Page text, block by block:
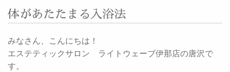
体があたたまる入浴法
みなさん、こんにちは！
エステティックサロン ライトウェーブ伊那店の唐沢で
す。